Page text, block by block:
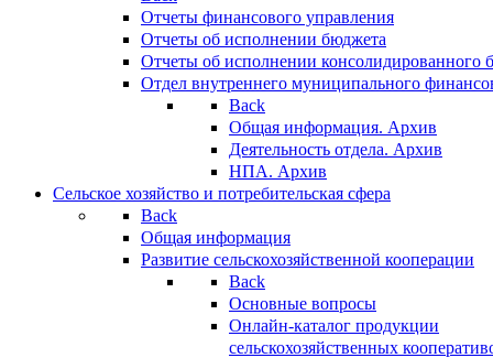
Отчеты финансового управления
Отчеты об исполнении бюджета
Отчеты об исполнении консолидированного
Отдел внутреннего муниципального
Back
Общая информация. Архив
Деятельность отдела. Архив
НПА. Архив
Сельское хозяйство и потребительская сфера
Back
Общая информация
Развитие сельскохозяйственной кооперации
Back
Основные вопросы
Онлайн-каталог продукции
сельскохозяйственных